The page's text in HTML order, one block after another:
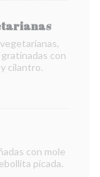
con
cilantro.
con mole
picada.